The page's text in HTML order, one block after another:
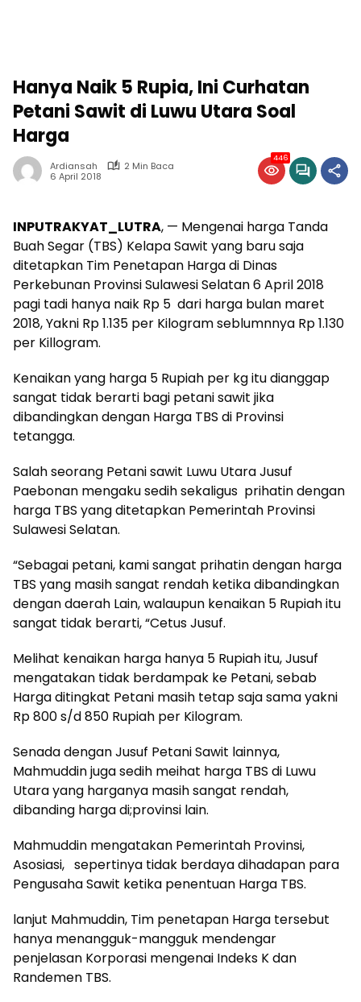
Hanya Naik 5 Rupia, Ini Curhatan
Petani Sawit di Luwu Utara Soal
Harga
Ardiansah
2 Min Baca
6 April 2018
446
INPUTRAKYAT_LUTRA, — Mengenai harga Tanda
Buah Segar (TBS) Kelapa Sawit yang baru saja
ditetapkan Tim Penetapan Harga di Dinas
Perkebunan Provinsi Sulawesi Selatan 6 April 2018
pagi tadi hanya naik Rp 5 dari harga bulan maret
2018, Yakni Rp 1.135 per Kilogram seblumnnya Rp 1.130
per Killogram.
Kenaikan yang harga 5 Rupiah per kg itu dianggap
sangat tidak berarti bagi petani sawit jika
dibandingkan dengan Harga TBS di Provinsi
tetangga.
Salah seorang Petani sawit Luwu Utara Jusuf
Paebonan mengaku sedih sekaligus prihatin dengan
harga TBS yang ditetapkan Pemerintah Provinsi
Sulawesi Selatan.
“Sebagai petani, kami sangat prihatin dengan harga
TBS yang masih sangat rendah ketika dibandingkan
dengan daerah Lain, walaupun kenaikan 5 Rupiah itu
sangat tidak berarti, “Cetus Jusuf.
Melihat kenaikan harga hanya 5 Rupiah itu, Jusuf
mengatakan tidak berdampak ke Petani, sebab
Harga ditingkat Petani masih tetap saja sama yakni
Rp 800 s/d 850 Rupiah per Kilogram.
Senada dengan Jusuf Petani Sawit lainnya,
Mahmuddin juga sedih meihat harga TBS di Luwu
Utara yang harganya masih sangat rendah,
dibanding harga di;provinsi lain.
Mahmuddin mengatakan Pemerintah Provinsi,
Asosiasi, sepertinya tidak berdaya dihadapan para
Pengusaha Sawit ketika penentuan Harga TBS.
lanjut Mahmuddin, Tim penetapan Harga tersebut
hanya menangguk-mangguk mendengar
penjelasan Korporasi mengenai Indeks K dan
Randemen TBS.